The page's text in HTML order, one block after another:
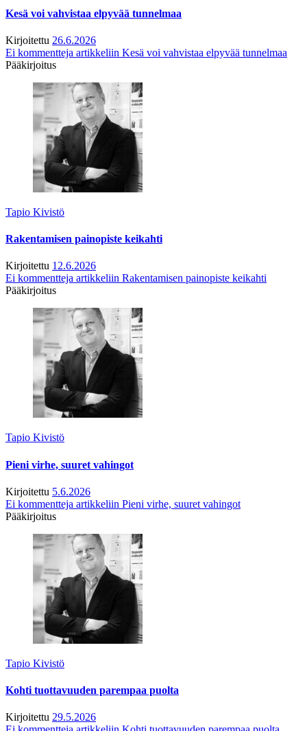
Kesä voi vahvistaa elpyvää tunnelmaa
Kirjoitettu 26.6.2026
Ei kommentteja artikkeliin Kesä voi vahvistaa elpyvää tunnelmaa
Pääkirjoitus
Tapio Kivistö
Rakentamisen painopiste keikahti
Kirjoitettu 12.6.2026
Ei kommentteja artikkeliin Rakentamisen painopiste keikahti
Pääkirjoitus
Tapio Kivistö
Pieni virhe, suuret vahingot
Kirjoitettu 5.6.2026
Ei kommentteja artikkeliin Pieni virhe, suuret vahingot
Pääkirjoitus
Tapio Kivistö
Kohti tuottavuuden parempaa puolta
Kirjoitettu 29.5.2026